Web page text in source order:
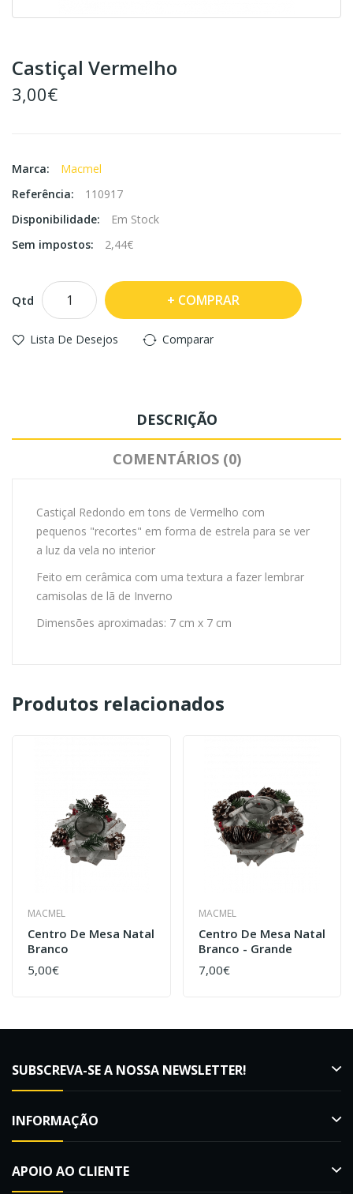
Castiçal Vermelho
3,00€
Marca:
Macmel
Referência:
110917
Disponibilidade:
Em Stock
Sem impostos:
2,44€
Qtd COMPRAR
Lista De Desejos Comparar
DESCRIÇÃO
COMENTÁRIOS (0)
Castiçal Redondo em tons de Vermelho com
pequenos "recortes" em forma de estrela para se ver
a luz da vela no interior
Feito em cerâmica com uma textura a fazer lembrar
camisolas de lã de Inverno
Dimensões aproximadas: 7 cm x 7 cm
Produtos relacionados
MACMEL
Centro De Mesa Natal
Branco
5,00€
MACMEL
Centro De Mesa Natal
Branco - Grande
7,00€
SUBSCREVA-SE A NOSSA NEWSLETTER!
INFORMAÇÃO
APOIO AO CLIENTE